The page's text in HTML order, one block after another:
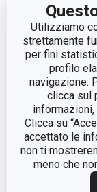
Utilizziamo
strettamente
per fini
profilo
navigazione.
clicca sul
Clicca su
accettato le
non ti
meno che
TIPO
EAN
DURATA DELLA
ANNI)
Pacchetto
PEZZI PER SET